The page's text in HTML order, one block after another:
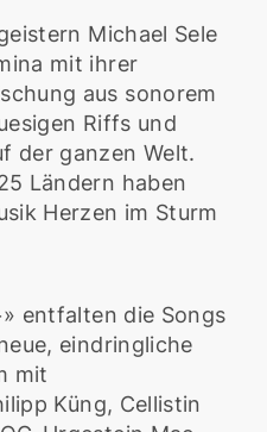
Michael Sele
mit ihrer
aus sonorem
Riffs und
der ganzen Welt.
Ländern haben
Herzen im Sturm
entfalten die Songs
eindringliche
mit
Küng, Cellistin